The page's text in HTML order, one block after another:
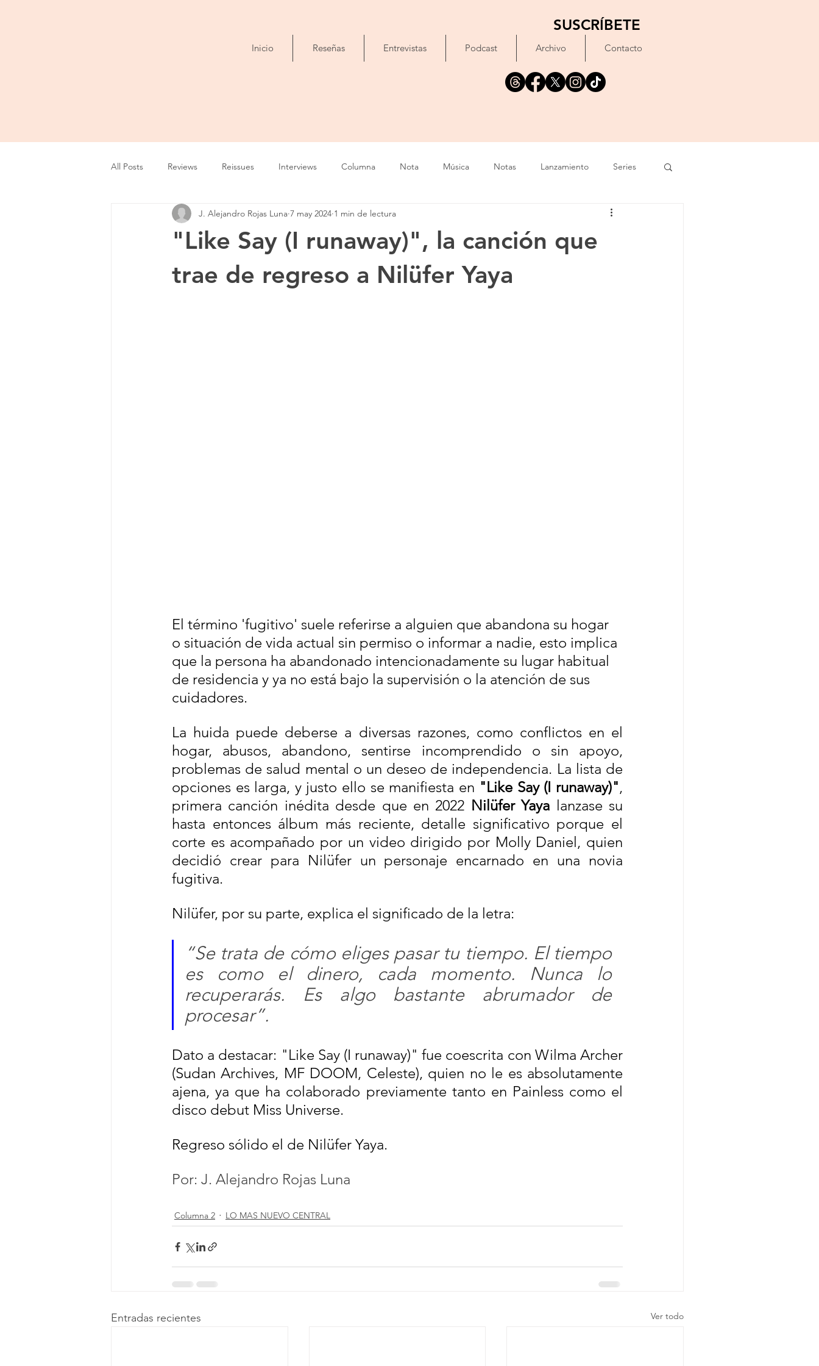
SUSCRÍBETE
Inicio Reseñas Entrevistas Podcast Archivo Contacto
All Posts Reviews Reissues Interviews Columna Nota Música Notas Lanzamiento Series
Entrevista Show Tour Cine Foto Exposición Festival
Canción Fallecimiento
"Like Say (I runaway)", la canción que
trae de regreso a Nilüfer Yaya
J. Alejandro Rojas Luna 7 may 2024 1 min de lectura
El término 'fugitivo' suele referirse a alguien que abandona su hogar
o situación de vida actual sin permiso o informar a nadie, esto implica
que la persona ha abandonado intencionadamente su lugar habitual
de residencia y ya no está bajo la supervisión o la atención de sus
cuidadores.
La huida puede deberse a diversas razones, como conflictos en el
hogar, abusos, abandono, sentirse incomprendido o sin apoyo,
problemas de salud mental o un deseo de independencia. La lista de
opciones es larga, y justo ello se manifiesta en "Like Say (I runaway)",
primera canción inédita desde que en 2022 Nilüfer Yaya lanzase su
hasta entonces álbum más reciente, detalle significativo porque el
corte es acompañado por un video dirigido por Molly Daniel, quien
decidió crear para Nilüfer un personaje encarnado en una novia
fugitiva.
Nilüfer, por su parte, explica el significado de la letra:
“Se trata de cómo eliges pasar tu tiempo. El tiempo
es como el dinero, cada momento. Nunca lo
recuperarás. Es algo bastante abrumador de
procesar”.
Dato a destacar: "Like Say (I runaway)" fue coescrita con Wilma Archer
(Sudan Archives, MF DOOM, Celeste), quien no le es absolutamente
ajena, ya que ha colaborado previamente tanto en Painless como el
disco debut Miss Universe.
Regreso sólido el de Nilüfer Yaya.
Por: J. Alejandro Rojas Luna
Columna 2 LO MAS NUEVO CENTRAL
Entradas recientes Ver todo